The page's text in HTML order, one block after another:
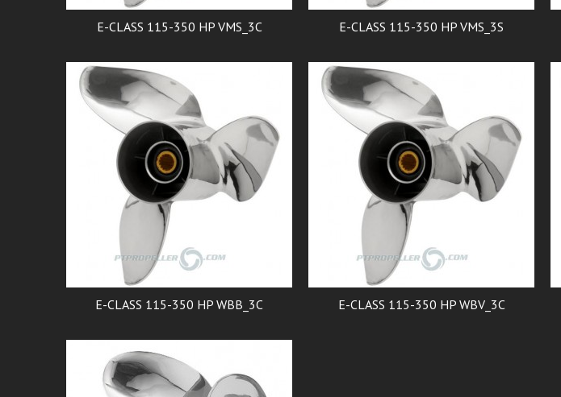
E-CLASS 115-350 HP VMS_3C E-CLASS 115-350 HP VMS_3S
E-CLASS 115-350 HP WBB_3C E-CLASS 115-350 HP WBV_3C